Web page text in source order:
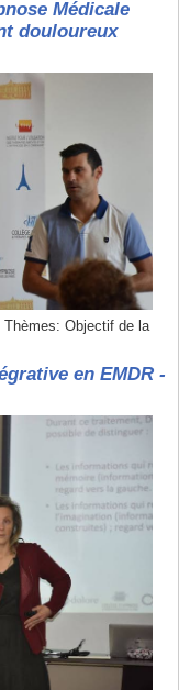
Médicale
douloureux
Objectif de la
en EMDR -